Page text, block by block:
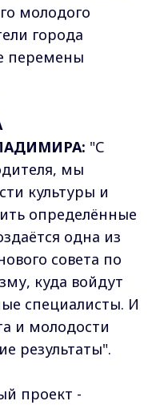
молодого
города
перемены
"С
мы
культуры и
определённые
одна из
совета по
куда войдут
специалисты. И
и молодости
результаты".
проект -